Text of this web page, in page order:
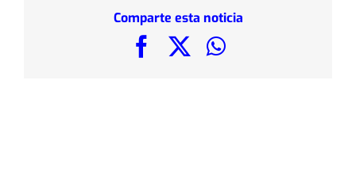
Comparte esta noticia
FacebookWhatsApp